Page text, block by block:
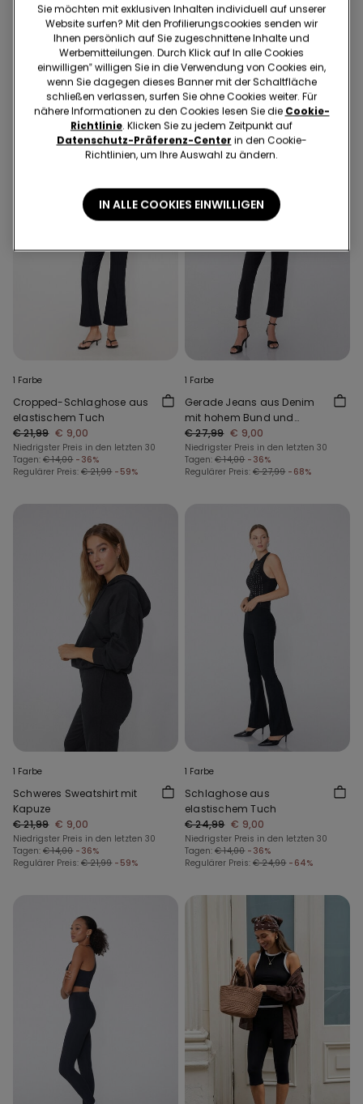
Push-up-Jeggings mit
hohem Bund
€ 9,00
Niedrigster Preis in den letzten 30
Tagen:€ 14,00 -36%
Regulärer Preis:€ 21,99 -59%
Leggings aus elastischem
Tuchstoff
€ 18,99 € 6,00
Niedrigster Preis in den letzten 30
Tagen:€ 10,00 -40%
Regulärer Preis: € 18,99 -68%
1 Farbe
Cropped-Schlaghose aus
elastischem Tuch
€ 21,99 € 9,00
Niedrigster Preis in den letzten 30
Tagen: € 14,00 -36%
Regulärer Preis: € 21,99 -59%
1 Farbe
Gerade Jeans aus Denim
mit hohem Bund und
Taschen
€ 27,99 € 9,00
Niedrigster Preis in den letzten 30
Tagen: € 14,00 -36%
Regulärer Preis: € 27,99 -68%
1 Farbe
Schweres Sweatshirt mit
Kapuze
€ 21,99 € 9,00
Niedrigster Preis in den letzten 30
Tagen: € 14,00 -36%
Regulärer Preis: € 21,99 -59%
1 Farbe
Schlaghose aus
elastischem Tuch
€ 24,99 € 9,00
Niedrigster Preis in den letzten 30
Tagen: € 14,00 -36%
Regulärer Preis: € 24,99 -64%
Sie möchten mit exklusiven Inhalten individuell auf unserer
Website surfen? Mit den Profilierungscookies senden wir
Ihnen persönlich auf Sie zugeschnittene Inhalte und
Werbemitteilungen. Durch Klick auf In alle Cookies
einwilligen‟ willigen Sie in die Verwendung von Cookies ein,
wenn Sie dagegen dieses Banner mit der Schaltfläche
schließen verlassen, surfen Sie ohne Cookies weiter. Für
nähere Informationen zu den Cookies lesen Sie die Cookie-
Richtlinie. Klicken Sie zu jedem Zeitpunkt auf
Datenschutz-Präferenz-Center in den Cookie-
Richtlinien, um Ihre Auswahl zu ändern.
IN ALLE COOKIES EINWILLIGEN